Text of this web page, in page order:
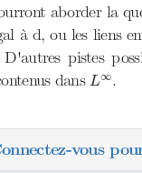
aborder la
à d, ou les liens
pistes
dansL∞
L∞.
vous